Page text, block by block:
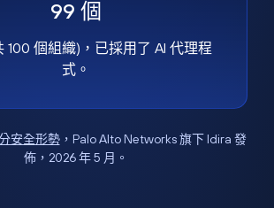
99 個
100 個組織)，已採用了 AI 代理程
式。
安全形勢，Palo Alto Networks 旗下 Idira 發
佈，2026 年 5 月。